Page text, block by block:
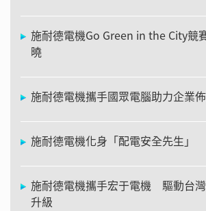
施耐德電機Go Green in the City競
曉
施耐德電機攜手國眾電腦助力企業
施耐德電機化身「配電安全先生」
施耐德電機攜手宏于電機 驅動台
升級